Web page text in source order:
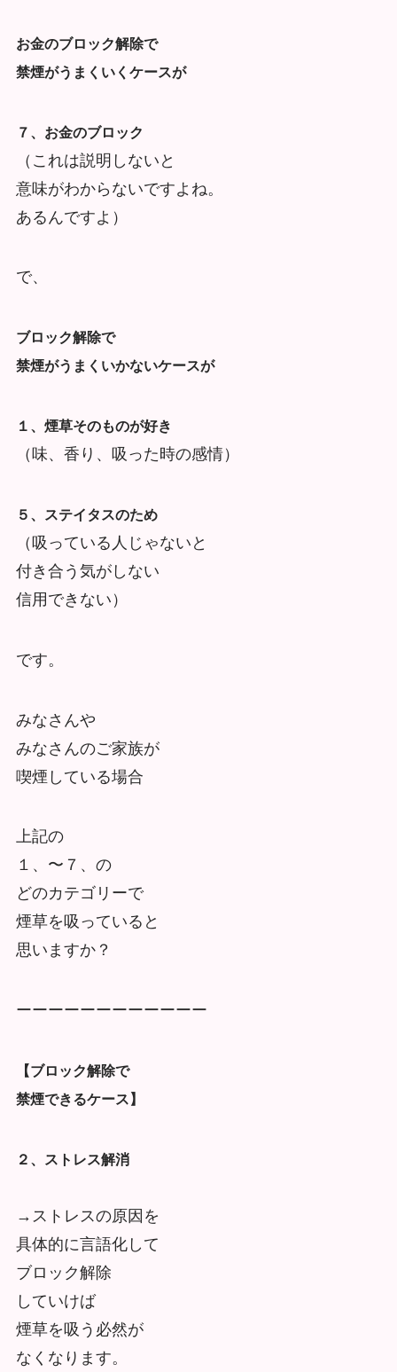
お金のブロック解除で
禁煙がうまくいくケースが
７、お金のブロック
（これは説明しないと
意味がわからないですよね。
あるんですよ）
で、
ブロック解除で
禁煙がうまくいかないケースが
１、煙草そのものが好き
（味、香り、吸った時の感情）
５、ステイタスのため
（吸っている人じゃないと
付き合う気がしない
信用できない）
です。
みなさんや
みなさんのご家族が
喫煙している場合
上記の
１、〜７、の
どのカテゴリーで
煙草を吸っていると
思いますか？
ーーーーーーーーーーーー
【ブロック解除で
禁煙できるケース】
２、ストレス解消
→ストレスの原因を
具体的に言語化して
ブロック解除
していけば
煙草を吸う必然が
なくなります。